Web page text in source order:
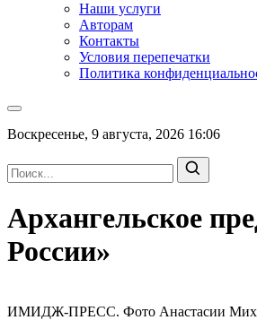
Наши услуги
Авторам
Контакты
Условия перепечатки
Политика
Воскресенье, 9 августа, 2026 16:06
Архангельское
России»
ИМИДЖ-ПРЕСС. Фото Анастасии